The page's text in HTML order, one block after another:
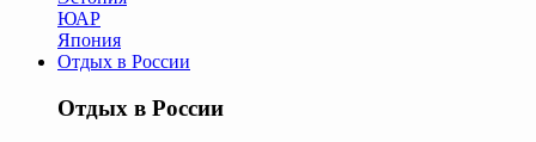
ЮАР
Япония
Отдых в России
Отдых в России